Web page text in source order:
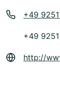
+49
+49
http://